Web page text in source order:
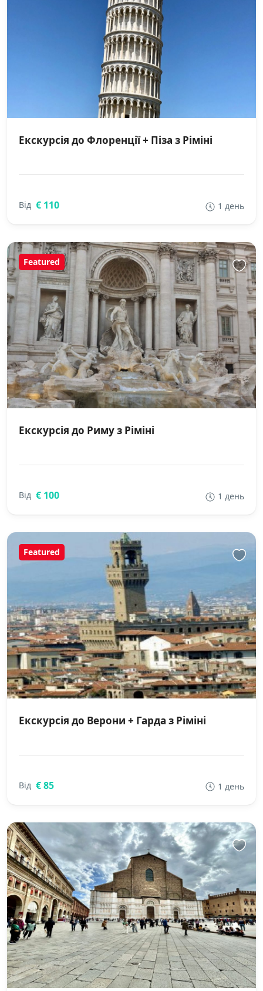
Екскурсія до Флоренції + Піза з Ріміні
Від € 110 1 день
Featured
Екскурсія до Риму з Ріміні
Від € 100 1 день
Featured
Екскурсія до Верони + Гарда з Ріміні
Від € 85 1 день